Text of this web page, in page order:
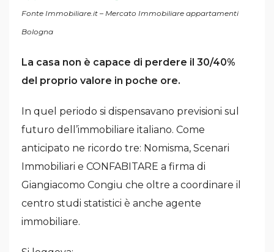
Fonte Immobiliare.it – Mercato Immobiliare appartamenti
Bologna
La casa non è capace di perdere il 30/40%
del proprio valore in poche ore.
In quel periodo si dispensavano previsioni sul
futuro dell’immobiliare italiano. Come
anticipato ne ricordo tre: Nomisma, Scenari
Immobiliari e CONFABITARE a firma di
Giangiacomo Congiu che oltre a coordinare il
centro studi statistici è anche agente
immobiliare.